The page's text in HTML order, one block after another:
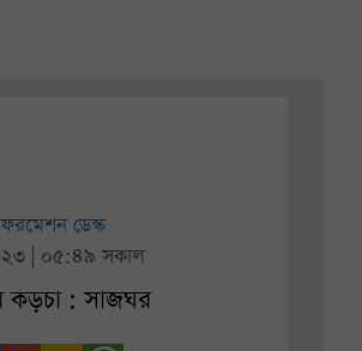
ডেস্ক
| ০৫:৪৯ সকাল
কড়চা : সাজঘর